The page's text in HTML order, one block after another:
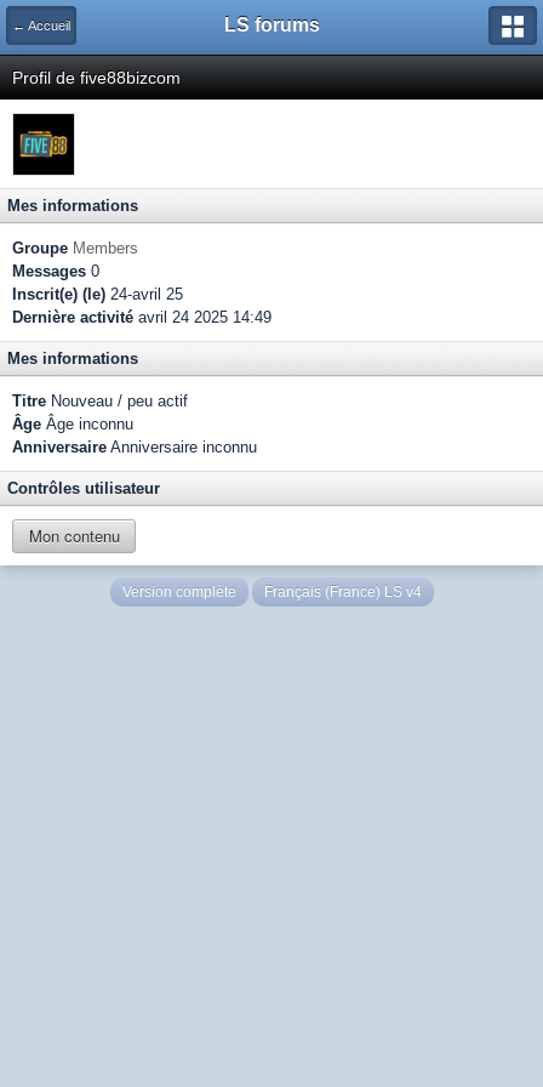
← Accueil LS forums
Profil de five88bizcom
Mes informations
Groupe Members
Messages 0
Inscrit(e) (le) 24-avril 25
Dernière activité avril 24 2025 14:49
Mes informations
Titre Nouveau / peu actif
Âge Âge inconnu
Anniversaire Anniversaire inconnu
Contrôles utilisateur
Mon contenu
Version complète Français (France) LS v4